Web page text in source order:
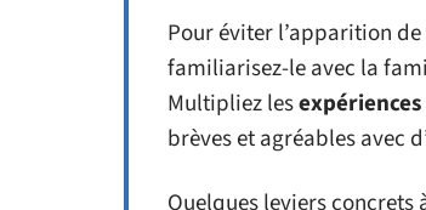
Pour éviter l’apparition de
familiarisez-le avec la
Multipliez les
brèves et agréables avec
Quelques leviers